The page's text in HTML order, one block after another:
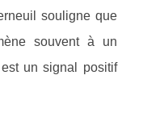
souligne que
souvent à un
un signal positif